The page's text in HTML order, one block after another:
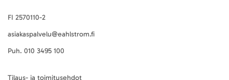
FI 2570110-2
asiakaspalvelu@eahlstrom.fi
Puh. 010 3495 100
Tilaus- ja toimitusehdot